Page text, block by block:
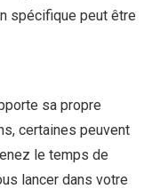
spécifique peut être
sa propre
certaines peuvent
le temps de
lancer dans votre